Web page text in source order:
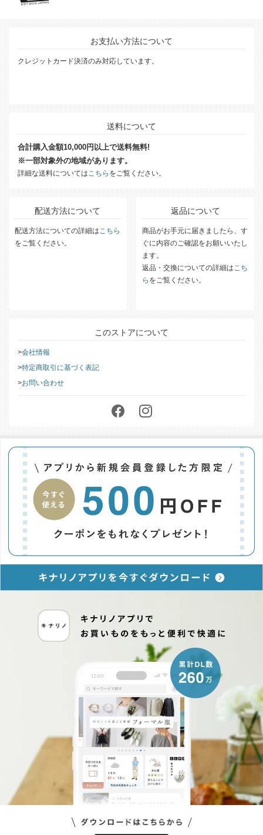
お支払い方法について
クレジットカード決済のみ対応しています。
送料について
合計購入金額10,000円以上で送料無料!
※一部対象外の地域があります。
詳細な送料についてはこちら をご覧ください。
配送方法について
配送方法についての詳細はこちら
をご覧ください。
返品について
商品がお手元に届きましたら、す
ぐに内容のご確認をお願いいたし
ます。
返品・交換についての詳細はこち
ら をご覧ください。
このストアについて
会社情報
特定商取引に基づく表記
お問い合わせ